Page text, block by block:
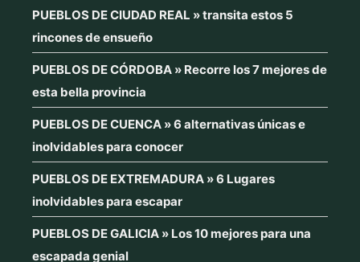
PUEBLOS DE CIUDAD REAL » transita estos 5
rincones de ensueño
PUEBLOS DE CÓRDOBA » Recorre los 7 mejores de
esta bella provincia
PUEBLOS DE CUENCA » 6 alternativas únicas e
inolvidables para conocer
PUEBLOS DE EXTREMADURA » 6 Lugares
inolvidables para escapar
PUEBLOS DE GALICIA » Los 10 mejores para una
escapada genial